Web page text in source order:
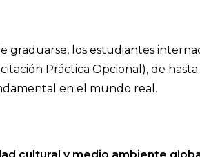
graduarse, los estudiantes
Práctica Opcional), de
en el mundo real.